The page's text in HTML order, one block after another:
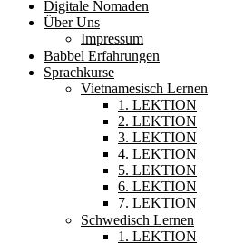
Digitale Nomaden
Über Uns
Impressum
Babbel Erfahrungen
Sprachkurse
Vietnamesisch Lernen
1. LEKTION
2. LEKTION
3. LEKTION
4. LEKTION
5. LEKTION
6. LEKTION
7. LEKTION
Schwedisch Lernen
1. LEKTION